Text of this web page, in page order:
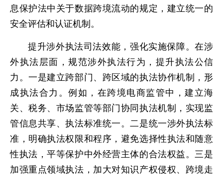
息保护法中关于数据跨境流动的规定，建立统一的
安全评估和认证机制。
提升涉外执法司法效能，强化实施保障。在涉
外执法层面，规范涉外执法行为，提升执法公信
力。一是建立跨部门、跨区域的执法协作机制，形
成执法合力。例如，在跨境电商监管中，建立海
关、税务、市场监管等部门协同执法机制，实现监
管信息共享、执法标准统一。二是统一涉外执法标
准，明确执法权限和程序，避免选择性执法和随意
性执法，平等保护中外经营主体的合法权益。三是
加强重点领域执法，加大对知识产权侵权、跨境走